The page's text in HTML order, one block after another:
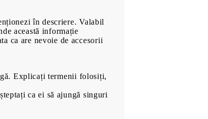
în descriere. Valabil
această informație
ca are nevoie de accesorii
Explicați termenii folosiți,
ca ei să ajungă singuri